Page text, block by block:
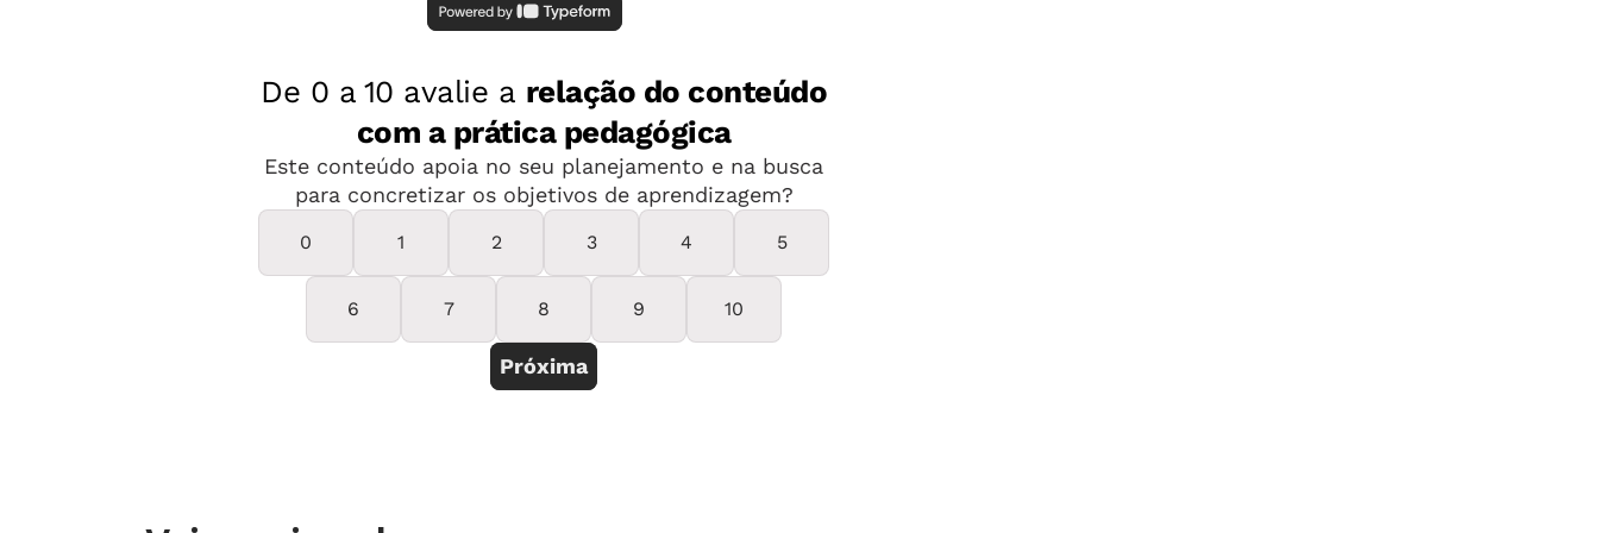
“Marilei faz uma observação sensível das famílias e das crianças no início da
vida escolar, evidenciando uma escuta especializada, que caracteriza a
profissionalidade de uma educadora de berçário.As características que mais
justificam a premiação são o olhar respeitoso e carinhoso para a família –
muitas vezes tratada com preconceito e alijada do cotidiano da escola – e a
organização de espaços com recursos simples, cuidados possíveis e planejados
com intencionalidade.
Vídeos e fotos enviados mostram ambientes bonitos e
adequados aos bebês, e a forma como as educadoras os organiza e se dirige às
crianças revela a proposta de respeitar mais os tempos delas, algo ainda difícil